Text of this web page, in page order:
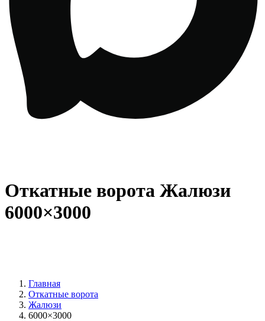
Откатные ворота Жалюзи
6000×3000
Главная
Откатные ворота
Жалюзи
6000×3000